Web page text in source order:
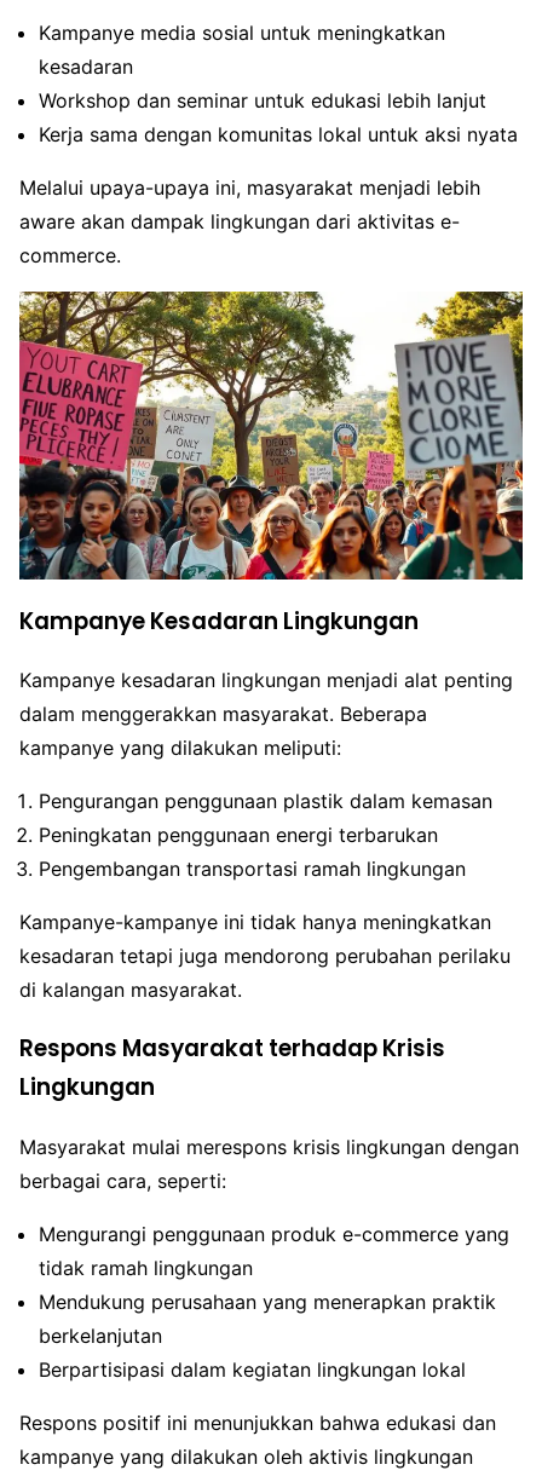
Kampanye media sosial untuk meningkatkan
kesadaran
Workshop dan seminar untuk edukasi lebih lanjut
Kerja sama dengan komunitas lokal untuk aksi nyata
Melalui upaya-upaya ini, masyarakat menjadi lebih
aware akan dampak lingkungan dari aktivitas e-
commerce.
Kampanye Kesadaran Lingkungan
Kampanye kesadaran lingkungan menjadi alat penting
dalam menggerakkan masyarakat. Beberapa
kampanye yang dilakukan meliputi:
Pengurangan penggunaan plastik dalam kemasan
Peningkatan penggunaan energi terbarukan
Pengembangan transportasi ramah lingkungan
Kampanye-kampanye ini tidak hanya meningkatkan
kesadaran tetapi juga mendorong perubahan perilaku
di kalangan masyarakat.
Respons Masyarakat terhadap Krisis
Lingkungan
Masyarakat mulai merespons krisis lingkungan dengan
berbagai cara, seperti:
Mengurangi penggunaan produk e-commerce yang
tidak ramah lingkungan
Mendukung perusahaan yang menerapkan praktik
berkelanjutan
Berpartisipasi dalam kegiatan lingkungan lokal
Respons positif ini menunjukkan bahwa edukasi dan
kampanye yang dilakukan oleh aktivis lingkungan